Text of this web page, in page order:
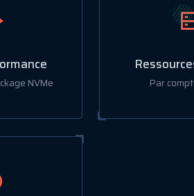
NVMe Par